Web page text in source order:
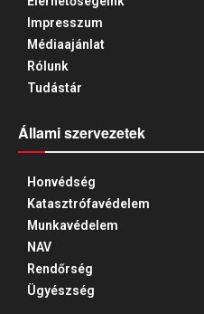
Impresszum
Médiaajánlat
Rólunk
Tudástár
Állami szervezetek
Honvédség
Katasztrófavédelem
Munkavédelem
NAV
Rendőrség
Ügyészség